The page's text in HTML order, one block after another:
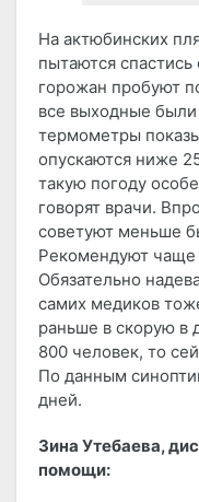
На актюбинских
пытаются
горожан пробуют
все выходные
термометры
опускаются ниже
такую погоду
говорят врачи.
советуют меньше
Рекомендуют чаще
Обязательно
самих медиков
раньше в скорую в
800 человек, то
По данным
дней.
Зина Утебаева,
помощи: